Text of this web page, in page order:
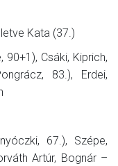
Kata (37.)
90+1), Csáki, Kiprich,
83.), Erdei,
67.), Szépe,
Artúr, Bognár –